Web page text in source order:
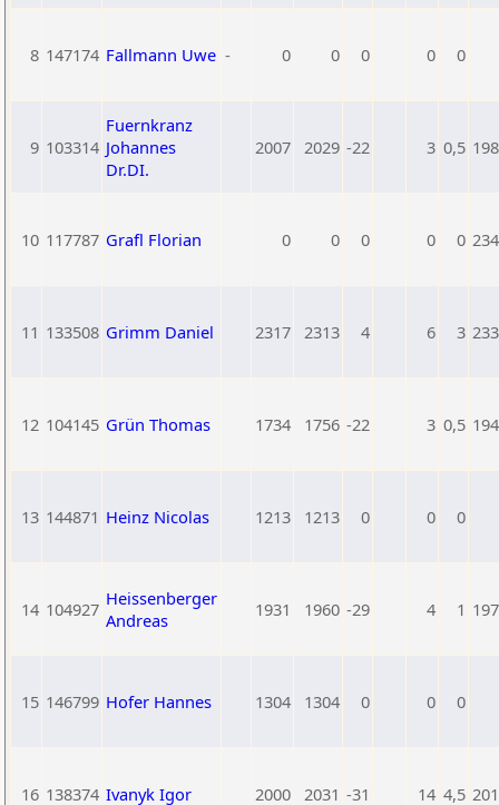
8 147174 Fallmann Uwe - 0 0 0 0 0
9 103314
Fuernkranz
Johannes
Dr.DI.
2007 2029 -22 3 0,5
10 117787 Grafl Florian 0 0 0 0 0
11 133508 Grimm Daniel 2317 2313 4 6 3
12 104145 Grün Thomas 1734 1756 -22 3 0,5
13 144871 Heinz Nicolas 1213 1213 0 0 0
14 104927 Heissenberger
Andreas
1931 1960 -29 4 1
15 146799 Hofer Hannes 1304 1304 0 0 0
16 138374 Ivanyk Igor 2000 2031 -31 14 4,5